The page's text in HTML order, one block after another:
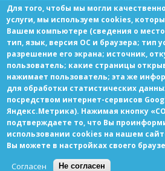
Телефон:+7 (83130) 99777
sarov.msu@yandex.ru
© Copyright МГУ-Саров 2021 Все
Для того, чтобы мы могли
услуги, мы используем cookies,
Вашем компьютере (сведения о
тип, язык, версия ОС и браузера; тип
разрешение его экрана; источник,
пользователь; какие страницы
нажимает пользователь; эта же
для обработки статистических
посредством интернет-сервисов
Яндекс.Метрика). Нажимая кнопку
подтверждаете то, что Вы
использовании cookies на нашем
Вы можете в настройках своего
Согласен Не согласен